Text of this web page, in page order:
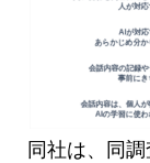
同社は、同